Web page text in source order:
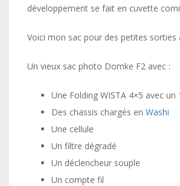
développement se fait en cuvette
Voici mon sac pour des petites sorties
Un vieux sac photo Domke F2 avec :
Une Folding WISTA 4×5 avec un
Des chassis chargés en Washi
Une cellule
Un filtre dégradé
Un déclencheur souple
Un compte fil